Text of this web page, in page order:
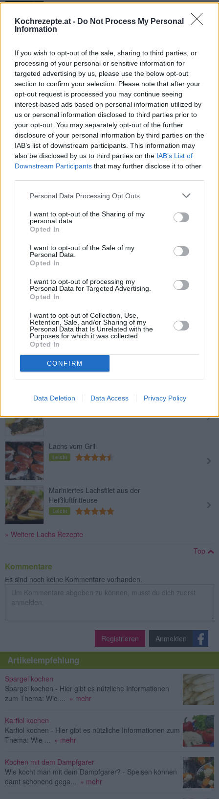
Kochrezepte.at - Do Not Process My Personal
Information
If you wish to opt-out of the sale, sharing to third parties, or
processing of your personal or sensitive information for
targeted advertising by us, please use the below opt-out
section to confirm your selection. Please note that after your
opt-out request is processed you may continue seeing
interest-based ads based on personal information utilized by
us or personal information disclosed to third parties prior to
your opt-out. You may separately opt-out of the further
disclosure of your personal information by third parties on the
IAB’s list of downstream participants. This information may
also be disclosed by us to third parties on the IAB’s List of
Downstream Participants that may further disclose it to other
Personal Data Processing Opt Outs
I want to opt-out of the Sharing of my
personal data.
Opted In
I want to opt-out of the Sale of my
Personal Data.
Opted In
I want to opt-out of processing my
Personal Data for Targeted Advertising.
Opted In
I want to opt-out of Collection, Use,
Retention, Sale, and/or Sharing of my
Personal Data that Is Unrelated with the
Purposes for which it was collected.
Opted In
CONFIRM
Data Deletion Data Access Privacy Policy
Lachs in Apfel-Honig-Sauce mit
Leicht
Süß-saure Marinade für gegrillten
Lachs
Leicht
Leckere Fischlaibchen
Leicht
Gegrilltes Lachssteak in
Weinmarinade
Leicht
Kräuterlachs
Leicht
Lachs-Spinat-Rolle
Leicht
Lachs-Tatar
Leicht
Gebratener Lachs in Honig-Senf-
Sauce
Leicht
Lachsfilet mit Kräutern
Lachs vom Grill
Leicht
Mariniertes Lachsfilet aus der
Heißluftfritteuse
Leicht
» Weitere Lachs Rezepte
Top
Kommentare
Es sind noch keine Kommentare vorhanden.
Registrieren Anmelden
Artikelempfehlung
Spargel kochen
Spargel kochen - Hier gibt es nützliche Informationen
zum Thema: Wie ... » mehr
Karfiol kochen
Karfiol kochen - Hier gibt es nützliche Informationen zum
Thema: Wie ... » mehr
Kochen mit dem Dampfgarer
Wie kocht man mit dem Dampfgarer? - Speisen können
damt schonend gega... » mehr